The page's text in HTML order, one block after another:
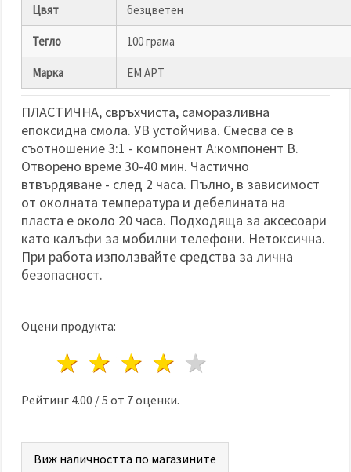
Цвят безцветен
Тегло 100 грама
Марка ЕМ АРТ
ПЛАСТИЧНА, свръхчиста, саморазливна
епоксидна смола. УВ устойчива. Смесва се в
съотношение 3:1 - компонент А:компонент В.
Отворено време 30-40 мин. Частично
втвърдяване - след 2 часа. Пълно, в зависимост
от околната температура и дебелината на
пласта е около 20 часа. Подходяща за аксесоари
като калъфи за мобилни телефони. Нетоксична.
При работа използвайте средства за лична
безопасност.
Оцени продукта:
4 звезди
3 звезди
2 звезди
1 звезда
Рейтинг 4.00 /5 от 7оценки.
Виж наличността по магазините